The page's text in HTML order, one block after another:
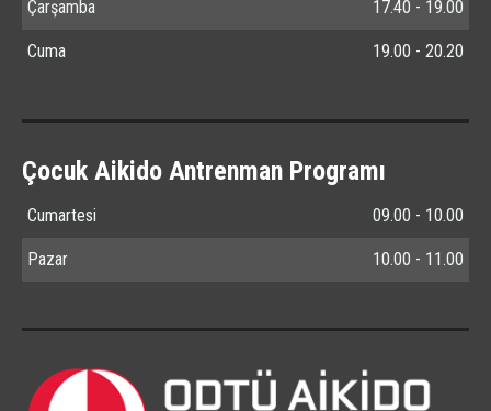
Çarşamba 17.40 - 19.00
Cuma 19.00 - 20.20
Çocuk Aikido Antrenman Programı
Cumartesi 09.00 - 10.00
Pazar 10.00 - 11.00